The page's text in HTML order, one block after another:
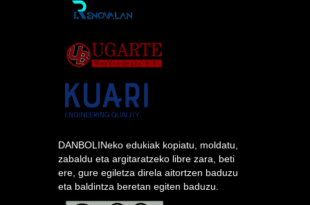
DANBOLINeko edukiak kopiatu, moldatu,
zabaldu eta argitaratzeko libre zara, beti
ere, gure egiletza direla aitortzen baduzu
eta baldintza beretan egiten baduzu.